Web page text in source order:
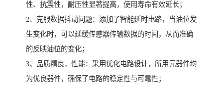
性、抗震性，耐压性显著提高，使用寿命有效延长；
2、克服数据抖动问题：添加了智能延时电路，当油位发
生变化时，可以延缓传感器传输数据的时间，从而准确
的反映油位的变化；
3、品质精良，性能：采用优化电路设计，所用元器件均
为优良器件，确保了电路的稳定性与可靠性；